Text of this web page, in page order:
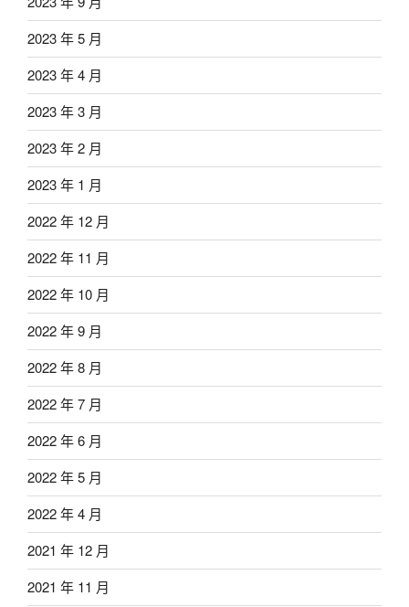
2023 年 5 月
2023 年 4 月
2023 年 3 月
2023 年 2 月
2023 年 1 月
2022 年 12 月
2022 年 11 月
2022 年 10 月
2022 年 9 月
2022 年 8 月
2022 年 7 月
2022 年 6 月
2022 年 5 月
2022 年 4 月
2021 年 12 月
2021 年 11 月